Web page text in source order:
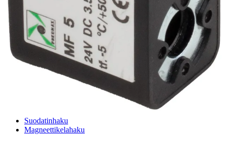
Palveluvarastot
Ennakoiva kartoitus
Enerpac-huolto
24h päivystys
Tekninen tuki
Sylinterilaskuri
Sähköteholaskuri
Virtausnopeuslaskuri
Hammaspyöräpumpun tilavuuslaskuri
Suodatinhaku
Magneettikelahaku